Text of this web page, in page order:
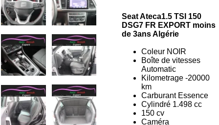
Seat Ateca1.5 TSI 150
DSG7 FR EXPORT moins
de 3ans Algérie
Coleur NOIR
Boîte de vitesses
Automatic
Kilometrage -20000
km
Carburant Essence
Cylindré 1.498 cc
150 cv
Caméra